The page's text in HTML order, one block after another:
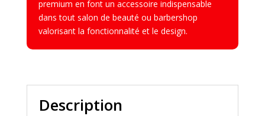
premium en font un accessoire indispensable
dans tout salon de beauté ou barbershop
valorisant la fonctionnalité et le design.
Description